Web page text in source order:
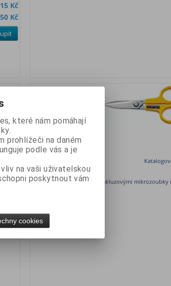
Kč
Kč
Kč
Kč
OLFA SCS-2
Termín dodání (dny): 1
větší robustní nůžky s protiskluzovými mikrozoubky
které nám pomáhají
prohlížeči na daném
podle vás a je
na vaši uživatelskou
poskytnout vám
cookies